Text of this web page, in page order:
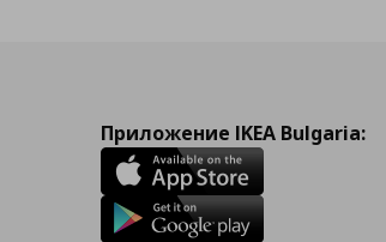
Приложение IKEA Bulgaria: